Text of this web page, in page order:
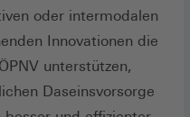
oder intermodalen
Innovationen die
unterstützen,
Daseinsvorsorge